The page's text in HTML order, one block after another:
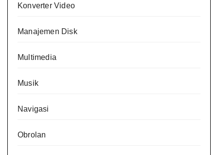
Konverter Video
Manajemen Disk
Multimedia
Musik
Navigasi
Obrolan